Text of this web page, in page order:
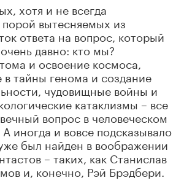
хотя и не всегда
вытесняемых из
ответа на вопрос, который
давно: кто мы?
и освоение космоса,
в тайны генома и создание
чудовищные войны и
катаклизмы – все
вопрос в человеческом
иногда и вовсе подсказывало
был найден в воображении
– таких, как Станислав
и, конечно, Рэй Брэдбери.